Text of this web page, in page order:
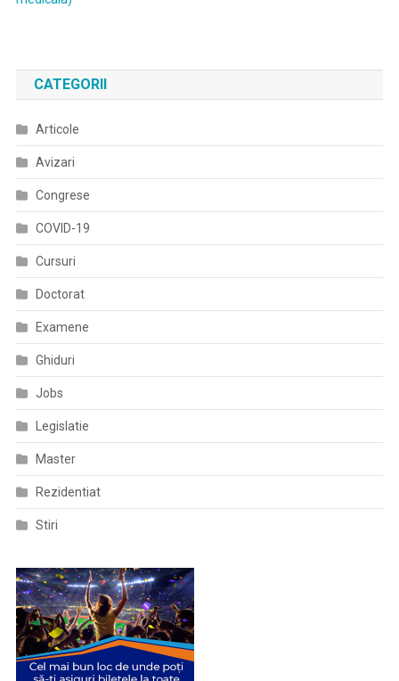
CATEGORII
Articole
Avizari
Congrese
COVID-19
Cursuri
Doctorat
Examene
Ghiduri
Jobs
Legislatie
Master
Rezidentiat
Stiri